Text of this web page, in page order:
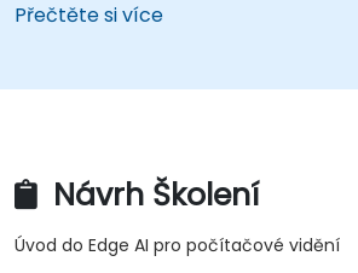
Přečtěte si více
Návrh Školení
Úvod do Edge AI pro počítačové vidění